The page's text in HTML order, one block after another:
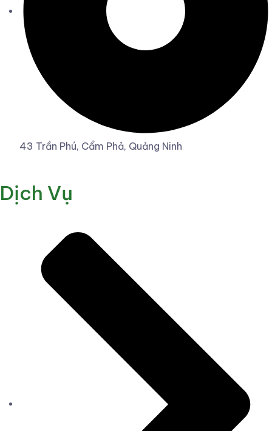
43 Trần Phú, Cẩm Phả, Quảng Ninh
Dịch Vụ